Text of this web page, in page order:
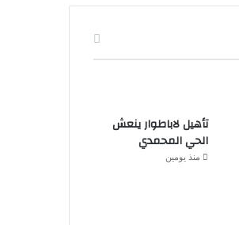
تأهيل لاباطوار ينعش
الحي المحمدي
منذ يومين